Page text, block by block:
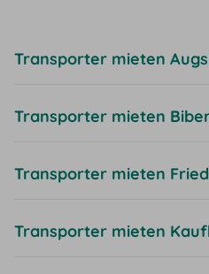
Transporter mieten
Transporter mieten
Transporter mieten
Transporter mieten